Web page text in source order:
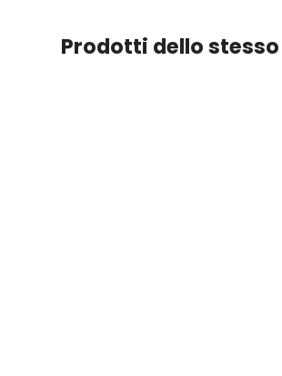
Prodotti dello